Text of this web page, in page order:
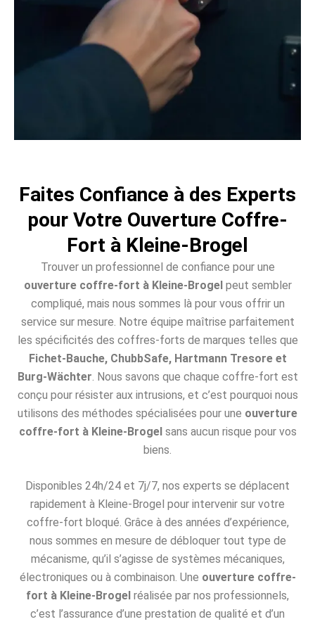
Faites Confiance à des Experts
pour Votre Ouverture Coffre-
Fort à Kleine-Brogel
Trouver un professionnel de confiance pour une
ouverture coffre-fort à Kleine-Brogelpeut sembler
compliqué, mais nous sommes là pour vous offrir un
service sur mesure. Notre équipe maîtrise parfaitement
les spécificités des coffres-forts de marques telles que
Fichet-Bauche, ChubbSafe, Hartmann Tresore et
Burg-Wächter . Nous savons que chaque coffre-fort est
conçu pour résister aux intrusions, et c’est pourquoi nous
utilisons des méthodes spécialisées pour une ouverture
coffre-fort à Kleine-Brogelsans aucun risque pour vos
biens.
Disponibles 24h/24 et 7j/7, nos experts se déplacent
rapidement à Kleine-Brogel pour intervenir sur votre
coffre-fort bloqué. Grâce à des années d’expérience,
nous sommes en mesure de débloquer tout type de
mécanisme, qu’il s’agisse de systèmes mécaniques,
électroniques ou à combinaison. Une ouverture coffre-
fort à Kleine-Brogel réalisée par nos professionnels,
c’est l’assurance d’une prestation de qualité et d’un